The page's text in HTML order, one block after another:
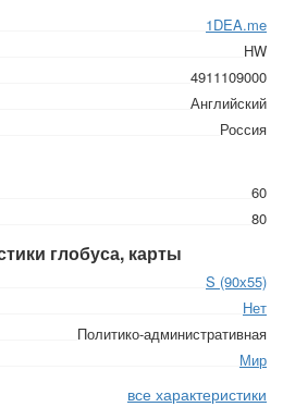
1DEA.me
HW
4911109000
Английский
Россия
60
80
глобуса, карты
S (90х55)
Нет
Политико-административная
Мир
все характеристики